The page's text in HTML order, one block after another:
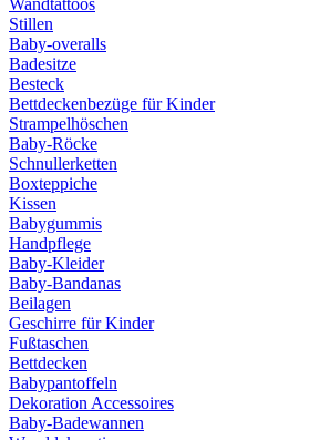
Wandtattoos
Stillen
Baby-overalls
Badesitze
Besteck
Bettdeckenbezüge für Kinder
Strampelhöschen
Baby-Röcke
Schnullerketten
Boxteppiche
Kissen
Babygummis
Handpflege
Baby-Kleider
Baby-Bandanas
Beilagen
Geschirre für Kinder
Fußtaschen
Bettdecken
Babypantoffeln
Dekoration Accessoires
Baby-Badewannen